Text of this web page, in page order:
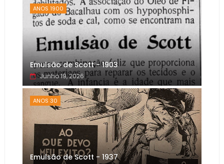
ANOS 1900
Emulsão de Scott - 1903
Junho 19, 2026
ANOS 30
Emulsão de Scott - 1937